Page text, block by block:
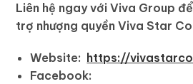
Liên hệ ngay với Viva Group
trợ nhượng quyền Viva Star
Website: https://
Facebook: